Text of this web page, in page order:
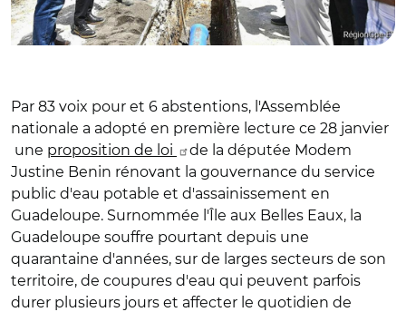
Par 83 voix pour et 6 abstentions, l'Assemblée
nationale a adopté en première lecture ce 28 janvier
une proposition de loi
de la députée Modem
Justine Benin rénovant la gouvernance du service
public d'eau potable et d'assainissement en
Guadeloupe. Surnommée l'Île aux Belles Eaux, la
Guadeloupe souffre pourtant depuis une
quarantaine d'années, sur de larges secteurs de son
territoire, de coupures d'eau qui peuvent parfois
durer plusieurs jours et affecter le quotidien de